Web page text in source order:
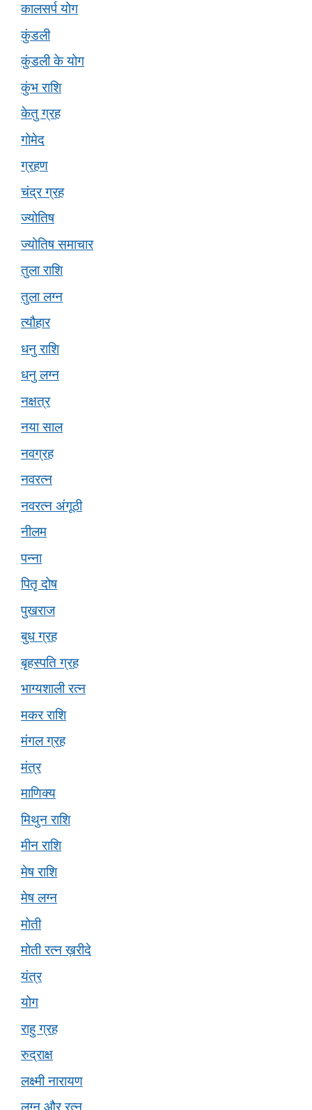
कालसर्प योग
कुंडली
कुंडली के योग
कुंभ राशि
केतु ग्रह
गोमेद
ग्रहण
चंद्र ग्रह
ज्योतिष
ज्योतिष समाचार
तुला राशि
तुला लग्न
त्यौहार
धनु राशि
धनु लग्न
नक्षत्र
नया साल
नवग्रह
नवरत्न
नवरत्न अंगूठी
नीलम
पन्ना
पितृ दोष
पुखराज
बुध ग्रह
बृहस्पति ग्रह
भाग्यशाली रत्न
मकर राशि
मंगल ग्रह
मंत्र
माणिक्य
मिथुन राशि
मीन राशि
मेष राशि
मेष लग्न
मोती
मोती रत्न ख़रीदे
यंत्र
योग
राहु ग्रह
रुद्राक्ष
लक्ष्मी नारायण
लग्न और रत्न